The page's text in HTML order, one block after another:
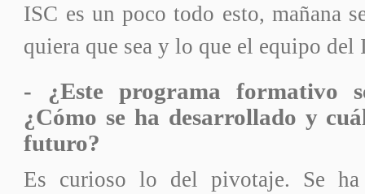
ISC es un poco todo esto, mañana
quiera que sea y lo que el equipo del
- ¿Este programa formativo
¿Cómo se ha desarrollado y
futuro?
Es curioso lo del pivotaje. Se